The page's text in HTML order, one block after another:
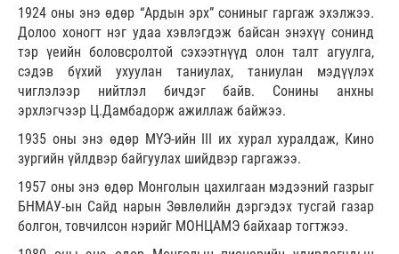
1924 оны энэ өдөр “Ардын эрх” сониныг гаргаж эхэлжээ.
Долоо хоногт нэг удаа хэвлэгдэж байсан энэхүү сонинд
тэр үеийн боловсролтой сэхээтнүүд олон талт агуулга,
сэдэв бүхий ухуулан таниулах, таниулан мэдүүлэх
чиглэлээр нийтлэл бичдэг байв. Сонины анхны
эрхлэгчээр Ц.Дамбадорж ажиллаж байжээ.
1935 оны энэ өдөр МҮЭ-ийн III их хурал хуралдаж, Кино
зургийн үйлдвэр байгуулах шийдвэр гаргажээ.
1957 оны энэ өдөр Монголын цахилгаан мэдээний газрыг
БНМАУ-ын Сайд нарын Зөвлөлийн дэргэдэх тусгай газар
болгон, товчилсон нэрийг МОНЦАМЭ байхаар тогтжээ.